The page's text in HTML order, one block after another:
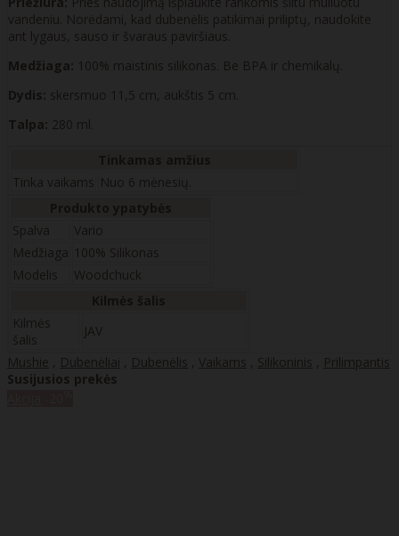
vandeniu. Norėdami, kad dubenėlis patikimai priliptų, naudokite
ant lygaus, sauso ir švaraus paviršiaus.
Medžiaga: 100% maistinis silikonas. Be BPA ir chemikalų.
Dydis: skersmuo 11,5 cm, aukštis 5 cm.
Talpa: 280 ml.
Tinka vaikams Nuo 6 mėnesių.
Spalva
Vario
Medžiaga 100% Silikonas
Modelis
Woodchuck
Kilmės
šalis
JAV
Mushie , Dubenėliai , Dubenėlis , Vaikams , Silikoninis , Prilimpantis
Susijusios prekės